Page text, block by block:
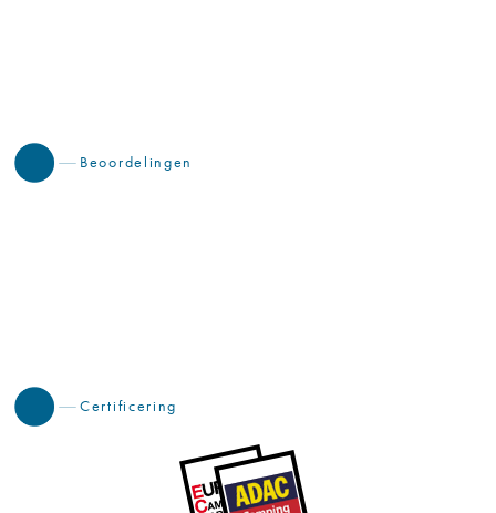
Beoordelingen
Certificering